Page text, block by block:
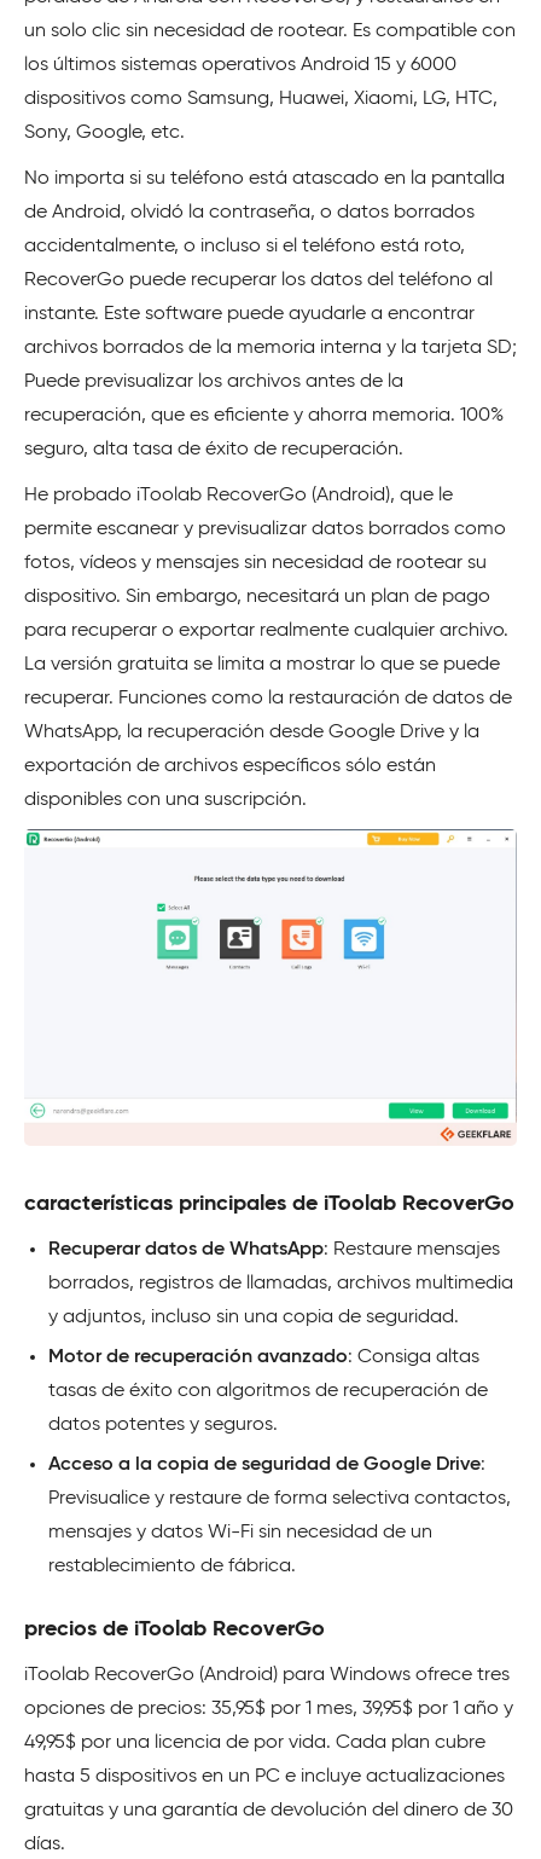
un solo clic sin necesidad de rootear. Es compatible con
los últimos sistemas operativos Android 15 y 6000
dispositivos como Samsung, Huawei, Xiaomi, LG, HTC,
Sony, Google, etc.
No importa si su teléfono está atascado en la pantalla
de Android, olvidó la contraseña, o datos borrados
accidentalmente, o incluso si el teléfono está roto,
RecoverGo puede recuperar los datos del teléfono al
instante. Este software puede ayudarle a encontrar
archivos borrados de la memoria interna y la tarjeta SD;
Puede previsualizar los archivos antes de la
recuperación, que es eficiente y ahorra memoria. 100%
seguro, alta tasa de éxito de recuperación.
He probado iToolab RecoverGo (Android), que le
permite escanear y previsualizar datos borrados como
fotos, vídeos y mensajes sin necesidad de rootear su
dispositivo. Sin embargo, necesitará un plan de pago
para recuperar o exportar realmente cualquier archivo.
La versión gratuita se limita a mostrar lo que se puede
recuperar. Funciones como la restauración de datos de
WhatsApp, la recuperación desde Google Drive y la
exportación de archivos específicos sólo están
disponibles con una suscripción.
características principales de iToolab RecoverGo
Recuperar datos de WhatsApp: Restaure mensajes
borrados, registros de llamadas, archivos multimedia
y adjuntos, incluso sin una copia de seguridad.
Motor de recuperación avanzado: Consiga altas
tasas de éxito con algoritmos de recuperación de
datos potentes y seguros.
Acceso a la copia de seguridad de Google Drive:
Previsualice y restaure de forma selectiva contactos,
mensajes y datos Wi-Fi sin necesidad de un
restablecimiento de fábrica.
precios de iToolab RecoverGo
iToolab RecoverGo (Android) para Windows ofrece tres
opciones de precios: 35,95$ por 1 mes, 39,95$ por 1 año y
49,95$ por una licencia de por vida. Cada plan cubre
hasta 5 dispositivos en un PC e incluye actualizaciones
gratuitas y una garantía de devolución del dinero de 30
días.